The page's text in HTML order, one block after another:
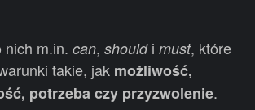
nich m.in. can, shouldi must, które
takie, jak możliwość,
potrzeba czy przyzwolenie.